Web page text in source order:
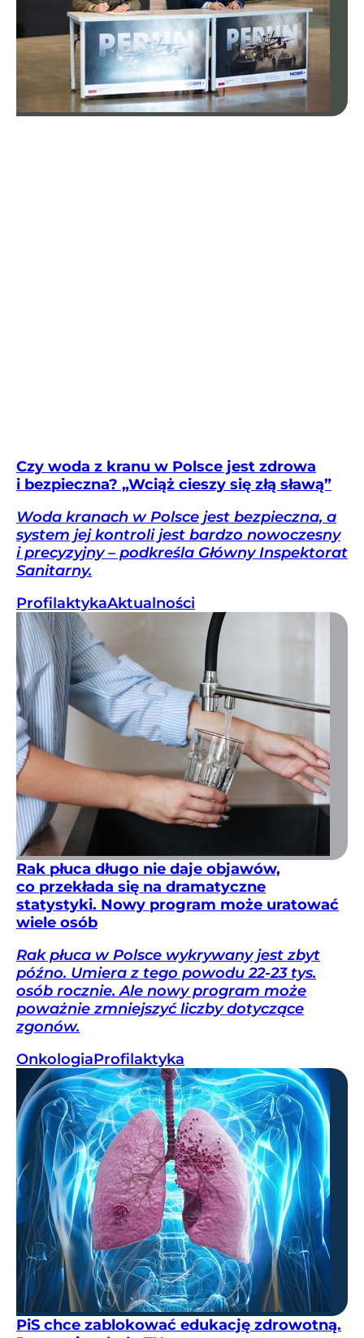
Czy woda z kranu w Polsce jest zdrowa
i bezpieczna? „Wciąż cieszy się złą sławą”
Woda kranach w Polsce jest bezpieczna, a
system jej kontroli jest bardzo nowoczesny
i precyzyjny – podkreśla Główny Inspektorat
Sanitarny.
ProfilaktykaAktualności
Rak płuca długo nie daje objawów,
co przekłada się na dramatyczne
statystyki. Nowy program może uratować
wiele osób
Rak płuca w Polsce wykrywany jest zbyt
późno. Umiera z tego powodu 22-23 tys.
osób rocznie. Ale nowy program może
poważnie zmniejszyć liczby dotyczące
zgonów.
OnkologiaProfilaktyka
PiS chce zablokować edukację zdrowotną.